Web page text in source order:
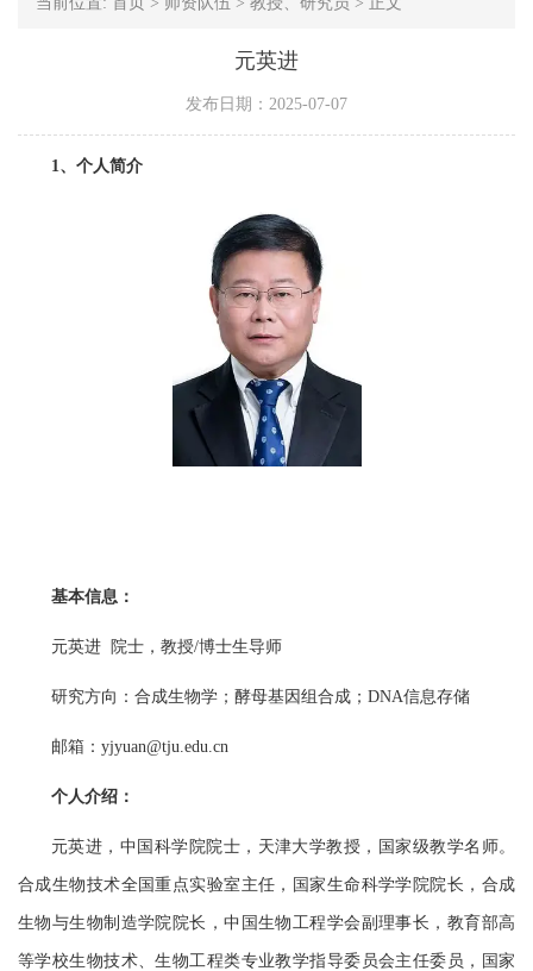
元英进
发布日期：2025-07-07
1、个人简介
基本信息：
元英进 院士， 教授/博士生导师
研究方向：合成生物学； 酵母基因组合成； DNA信息存储
邮箱： yjyuan@tju.edu.cn
个人介绍：
元英进，中国科学院院士，天津大学教授，国家级教学名师。
合成生物技术全国重点实验室主任，国家生命科学学院院长，合成
生物与生物制造学院院长，中国生物工程学会副理事长，教育部高
等学校生物技术、生物工程类专业教学指导委员会主任委员，国家